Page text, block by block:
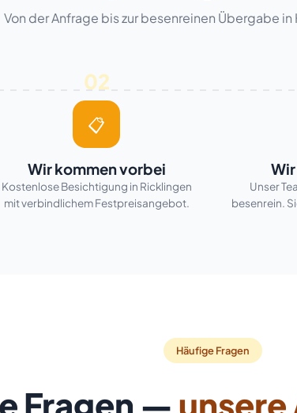
Von der Anfrage bis zur besenreinen Übergabe
02
📋
Wir kommen vorbei
Kostenlose Besichtigung in Ricklingen
mit verbindlichem Festpreisangebot.
Unser
besenrein.
Häufige Fragen
Fragen —